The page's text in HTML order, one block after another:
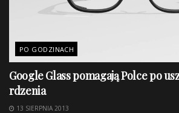
PO GODZINACH
Google Glass pomagają Polce po
rdzenia
13 SIERPNIA 2013